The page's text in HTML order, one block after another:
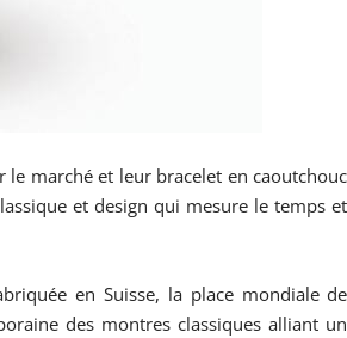
marché et leur bracelet en caoutchouc
et design qui mesure le temps et
en Suisse, la place mondiale de
des montres classiques alliant un